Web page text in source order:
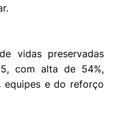
vidas preservadas
com alta de 54%,
equipes e do reforço